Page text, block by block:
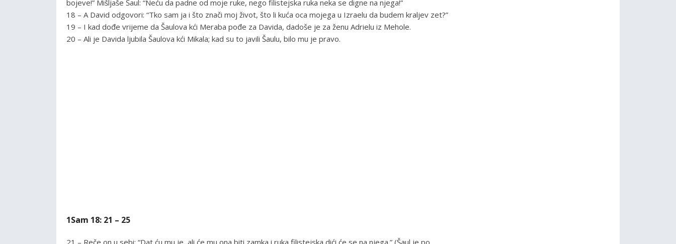
bojeve!” Mišljaše Šaul: “Neću da padne od moje ruke, nego filistejska ruka neka se digne na njega!”
18 – A David odgovori: “Tko sam ja i što znači moj život, što li kuća oca mojega u Izraelu da budem kraljev zet?”
19 – I kad dođe vrijeme da Šaulova kći Meraba pođe za Davida, dadoše je za ženu Adrielu iz Mehole.
20 – Ali je Davida ljubila Šaulova kći Mikala; kad su to javili Šaulu, bilo mu je pravo.
1Sam 18: 21 – 25
21 – Reče on u sebi: “Dat ću mu je, ali će mu ona biti zamka i ruka filistejska dići će se na njega.” (Šaul je po